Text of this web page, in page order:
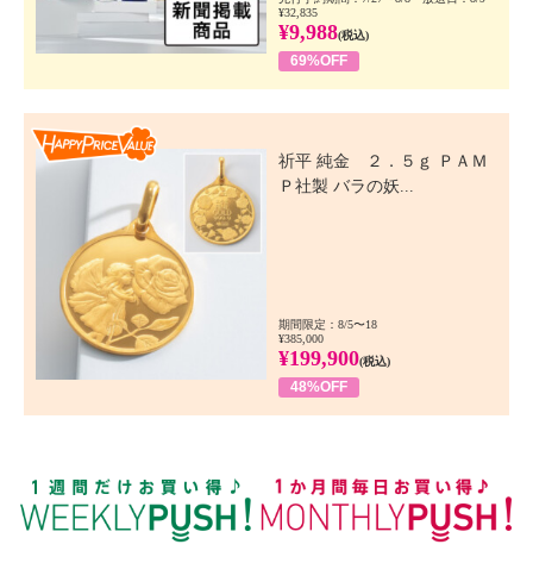
¥32,835
¥9,988(税込)
69%OFF
祈平 純金 ２．５ｇ ＰＡＭ
Ｐ社製 バラの妖...
期間限定：8/5〜18
¥385,000
¥199,900(税込)
48%OFF